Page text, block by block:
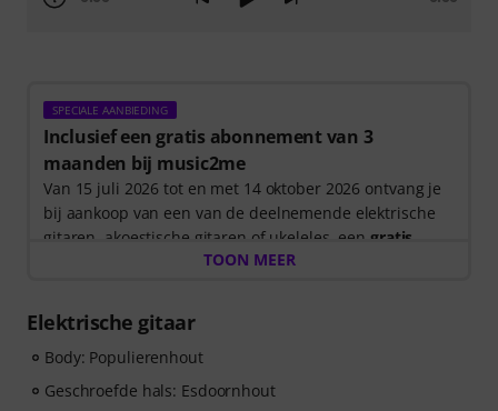
SPECIALE AANBIEDING
Inclusief een gratis abonnement van 3
maanden bij music2me
Van 15 juli 2026 tot en met 14 oktober 2026 ontvang je
bij aankoop van een van de deelnemende elektrische
gitaren, akoestische gitaren of ukeleles, een gratis
abonnement van 3 maanden op een online cursus van
is verzonden, ontvang je automatisch de
activeringscode via e-mail. Het music2me abonnement
loopt automatisch af na het verstrijken van de looptijd.
Music2Me, jouw online leerportaal voor muziek met
TOON MEER
Elektrische gitaar
Body: Populierenhout
Geschroefde hals: Esdoornhout